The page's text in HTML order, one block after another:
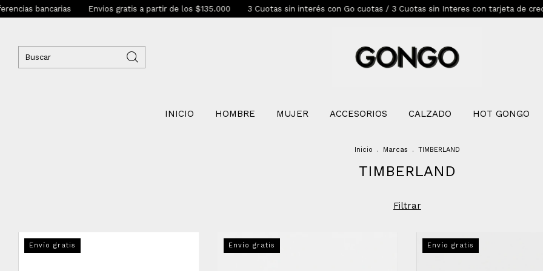
bancarias Envios gratis a partir de los $135.000 3 Cuotas sin interés con Go cuotas / 3 Cuotas sin Interes con tarjeta de credito
INICIO HOMBRE MUJER ACCESORIOS CALZADO HOT GONGO
Inicio . Marcas . TIMBERLAND
TIMBERLAND
Filtrar
Envío gratis Envío gratis Envío gratis